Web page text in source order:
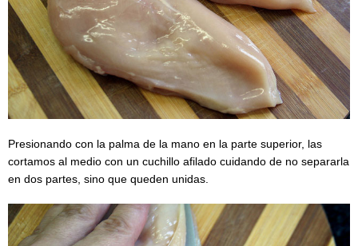
Presionando con la palma de la mano en la parte superior, las
cortamos al medio con un cuchillo afilado cuidando de no separarla
en dos partes, sino que queden unidas.